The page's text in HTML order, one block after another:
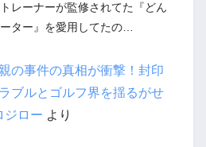
レーナーが監修されてた『どん
ター』を愛用してたの…
の事件の真相が衝撃！封印
ブルとゴルフ界を揺るがせ
ジロー より